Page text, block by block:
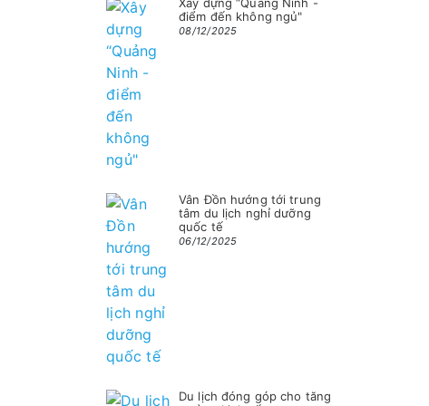
điểm đến không ngủ"
08/12/2025
Vân Đồn hướng tới trung
tâm du lịch nghỉ dưỡng
quốc tế
06/12/2025
Du lịch đóng góp cho tăng